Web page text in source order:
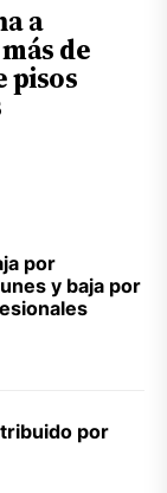
a
de
pisos
por
y baja por
por